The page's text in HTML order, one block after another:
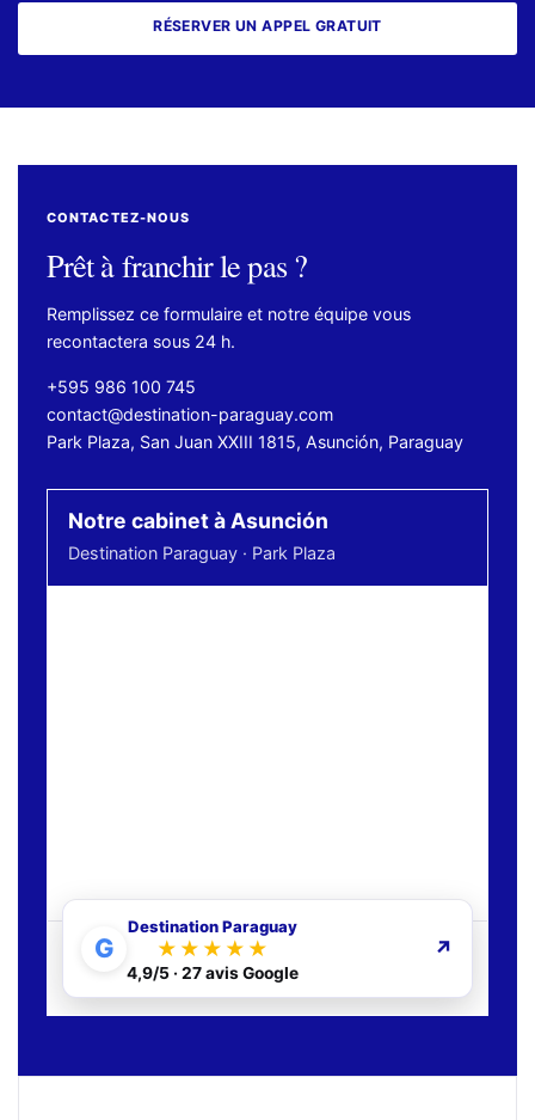
RÉSERVER UN APPEL GRATUIT
CONTACTEZ-NOUS
Prêt à franchir le pas ?
Remplissez ce formulaire et notre équipe vous
recontactera sous 24 h.
+595 986 100 745
contact@destination-paraguay.com
Park Plaza, San Juan XXIII 1815, Asunción, Paraguay
Notre cabinet à Asunción
Destination Paraguay · Park Plaza
Voir sur Google Maps et consulter les avis ↗
G
Destination Paraguay
★★★★★
4,9/5 · 27 avis Google
↗